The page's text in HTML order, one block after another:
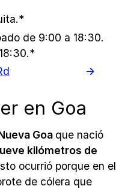
de 9:00 a 18:30.
en Goa
Goa que nació
kilómetros de
ocurrió porque en el
de cólera que